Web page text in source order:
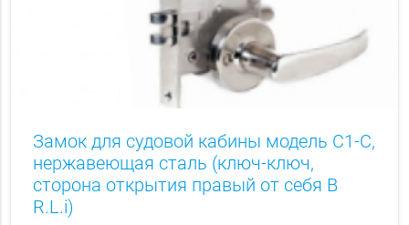
Замок для судовой кабины модель С1-С,
нержавеющая сталь (ключ-ключ,
сторона открытия правый от себя B
R.L.i)